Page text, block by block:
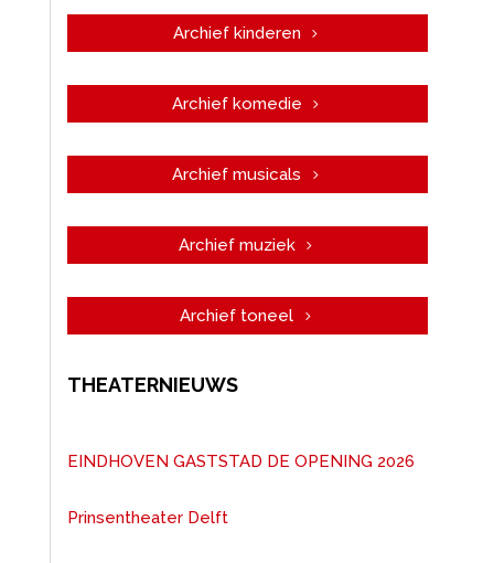
Archief kinderen
Archief komedie
Archief musicals
Archief muziek
Archief toneel
THEATERNIEUWS
EINDHOVEN GASTSTAD DE OPENING 2026
Prinsentheater Delft